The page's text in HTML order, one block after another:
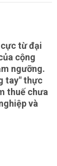
từ đại
cộng
ngưỡng.
tay" thực
thuế chưa
và